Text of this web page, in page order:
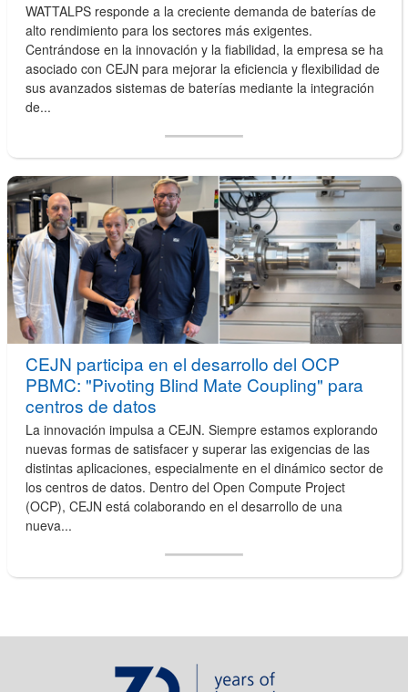
WATTALPS responde a la creciente demanda de baterías de
alto rendimiento para los sectores más exigentes.
Centrándose en la innovación y la fiabilidad, la empresa se ha
asociado con CEJN para mejorar la eficiencia y flexibilidad de
sus avanzados sistemas de baterías mediante la integración
de...
CEJN participa en el desarrollo del OCP
PBMC: "Pivoting Blind Mate Coupling" para
centros de datos
La innovación impulsa a CEJN. Siempre estamos explorando
nuevas formas de satisfacer y superar las exigencias de las
distintas aplicaciones, especialmente en el dinámico sector de
los centros de datos. Dentro del Open Compute Project
(OCP), CEJN está colaborando en el desarrollo de una
nueva...